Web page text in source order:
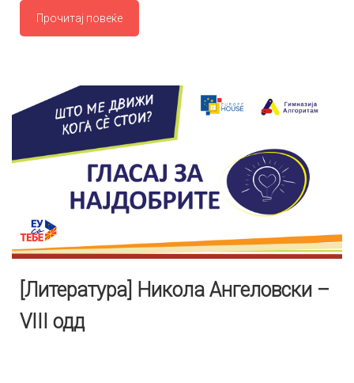
Прочитај повеќе
[Литература] Никола Ангеловски –
VIII одд